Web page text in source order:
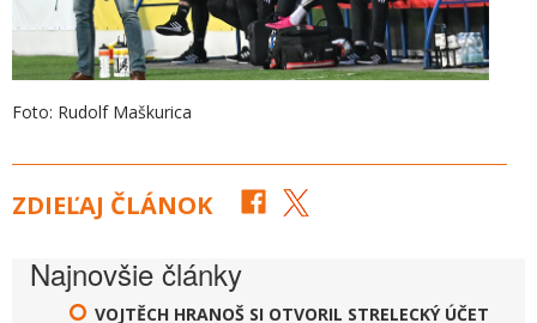
Foto: Rudolf Maškurica
ZDIEĽAJ ČLÁNOK
Najnovšie články
VOJTĚCH HRANOŠ SI OTVORIL STRELECKÝ ÚČET